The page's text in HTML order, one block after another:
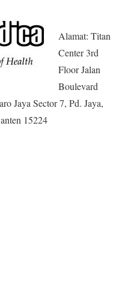
Alamat: Titan
Center 3rd
Floor Jalan
Boulevard
Jaya Sector 7, Pd. Jaya,
15224